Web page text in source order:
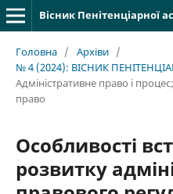
Вісник Пенітенціарної
Головна / Архіви /
№ 4 (2024): ВІСНИК
Адміністративне право і
право
Особливості
розвитку